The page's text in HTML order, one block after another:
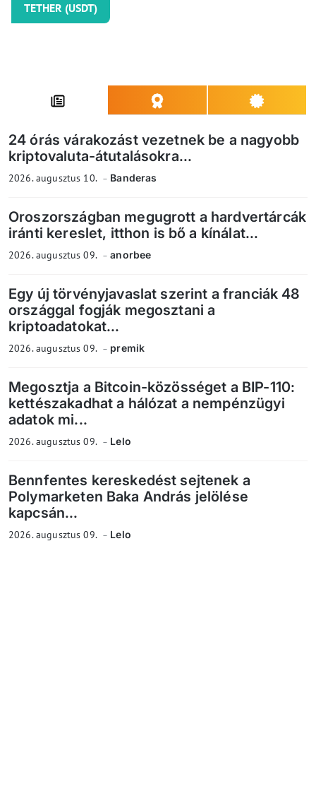
TETHER (USDT)
24 órás várakozást vezetnek be a nagyobb
kriptovaluta-átutalásokra...
2026. augusztus 10. Banderas
Oroszországban megugrott a hardvertárcák
iránti kereslet, itthon is bő a kínálat...
2026. augusztus 09. anorbee
Egy új törvényjavaslat szerint a franciák 48
országgal fogják megosztani a
kriptoadatokat...
2026. augusztus 09. premik
Megosztja a Bitcoin-közösséget a BIP-110:
kettészakadhat a hálózat a nempénzügyi
adatok mi...
2026. augusztus 09. Lelo
Bennfentes kereskedést sejtenek a
Polymarketen Baka András jelölése
kapcsán...
2026. augusztus 09. Lelo